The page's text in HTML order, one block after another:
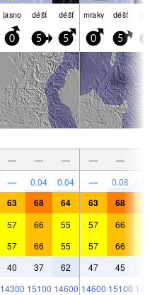
jasno déšť déšť mraky déšť
0 5 5 0 5
— — — — —
— 0.04 0.04 — 0.08
63 68 64 63 68
57 66 55 57 66
57 66 55 57 66
40 37 62 47 45
14300 15100 14600 14600 15100